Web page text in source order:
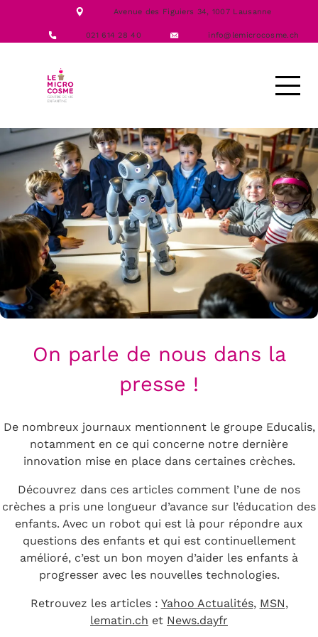
Avenue des Figuiers 34, 1007 Lausanne
021 614 28 40 info@lemicrocosme.ch
ACTIVITÉS
On parle de nous dans la
presse !
De nombreux journaux mentionnent le groupe Educalis,
notamment en ce qui concerne notre dernière
innovation mise en place dans certaines crèches.
Découvrez dans ces articles comment l’une de nos
crèches a pris une longueur d’avance sur l’éducation des
enfants. Avec un robot qui est là pour répondre aux
questions des enfants et qui est continuellement
amélioré, c’est un bon moyen d’aider les enfants à
progresser avec les nouvelles technologies.
Retrouvez les articles : Yahoo Actualités, MSN,
lematin.ch et News.dayfr